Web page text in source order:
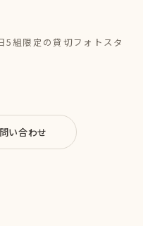
組限定の貸切フォトスタ
い合わせ